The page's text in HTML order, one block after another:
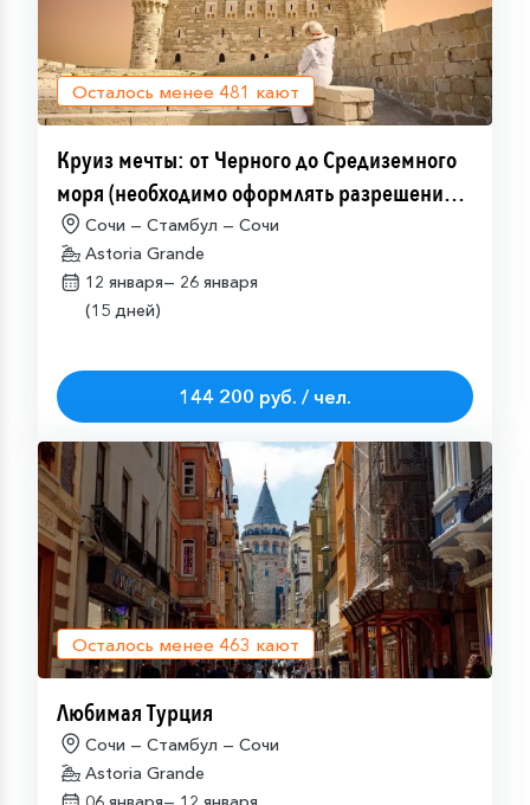
Осталось менее 481 кают
Круиз мечты: от Черного до Средиземного
моря (необходимо оформлять разрешение
на посещение Израиля (ETA-IL)
Сочи — Стамбул — Сочи
Astoria Grande
12 января— 26 января
(15 дней)
144 200 руб. / чел.
Осталось менее 463 кают
Любимая Турция
Сочи — Стамбул — Сочи
Astoria Grande